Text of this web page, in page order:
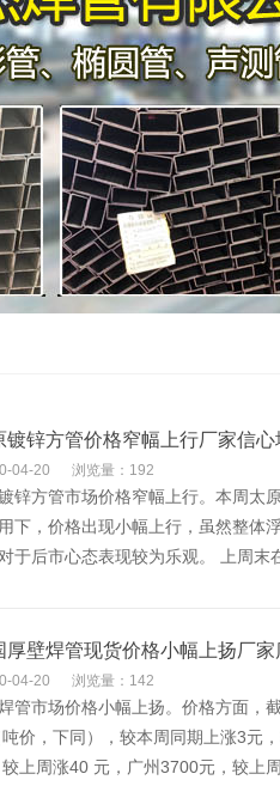
镀锌方管价格窄幅上行厂家信心
04-20 浏览量：192
锌方管市场价格窄幅上行。本周太
下，价格出现小幅上行，虽然整体
于后市心态表现较为乐观。 上周
厚壁焊管现货价格小幅上扬厂
04-20 浏览量：142
管市场价格小幅上扬。价格方面，
价，下同），较本周同期上涨3元
上周涨40 元，广州3700元，较上